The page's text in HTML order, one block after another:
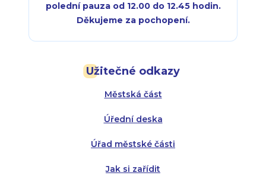
Užitečné odkazy
Městská část
Úřední deska
Úřad městské části
Jak si zařídit
polední pauza od 12.00 do 12.45 hodin.
Děkujeme za pochopení.
Úterý:
Středa:
Čtvrtek:
Pátek:
Úterý:
Středa:
Čtvrtek: